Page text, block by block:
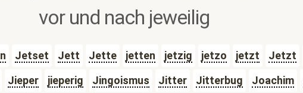
vor und nach jeweilig
Jetset Jett Jette jetten jetzig jetzo jetzt Jetzt
Jieper jieperig Jingoismus Jitter Jitterbug Joachim